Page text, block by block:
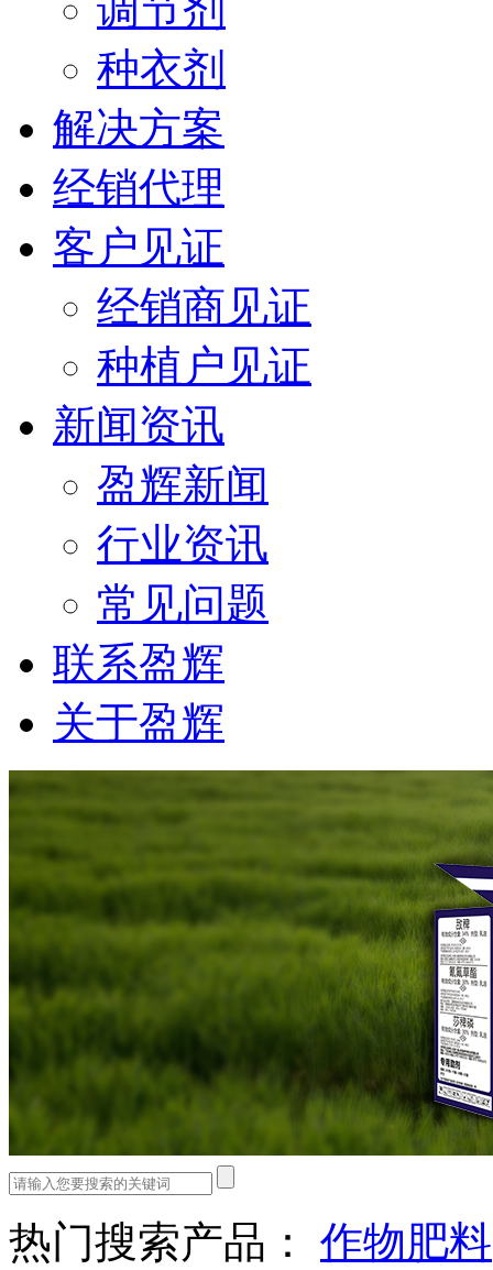
种衣剂
解决方案
经销代理
客户见证
经销商见证
种植户见证
新闻资讯
盈辉新闻
行业资讯
常见问题
联系盈辉
关于盈辉
热门搜索产品： 作物肥料